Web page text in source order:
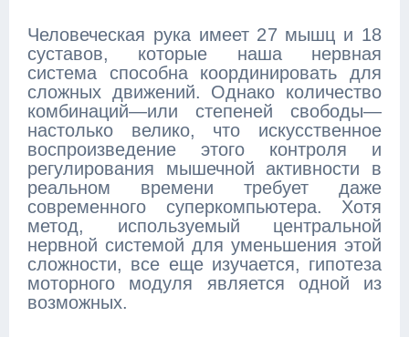
Человеческая рука имеет 27 мышц и 18
суставов, которые наша нервная
система способна координировать для
сложных движений. Однако количество
комбинаций—или степеней свободы—
настолько велико, что искусственное
воспроизведение этого контроля и
регулирования мышечной активности в
реальном времени требует даже
современного суперкомпьютера. Хотя
метод, используемый центральной
нервной системой для уменьшения этой
сложности, все еще изучается, гипотеза
моторного модуля является одной из
возможных.